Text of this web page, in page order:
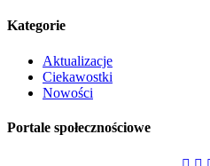
Kategorie
Aktualizacje
Ciekawostki
Nowości
Portale społecznościowe